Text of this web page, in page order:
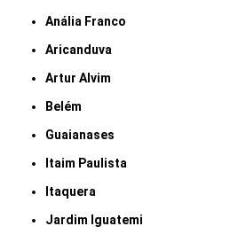
Anália Franco
Aricanduva
Artur Alvim
Belém
Guaianases
Itaim Paulista
Itaquera
Jardim Iguatemi